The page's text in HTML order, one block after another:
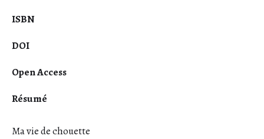
ISBN
DOI
Open Access
Résumé
Ma vie de chouette